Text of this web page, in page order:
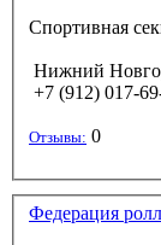
Спортивная
Нижний
+7 (912) 017-
Отзывы: 0
Федерация